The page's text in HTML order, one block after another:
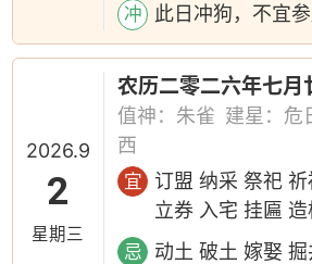
冲 此日冲狗，不宜
2026.9
2
星期三
农历二零二六年七月
值神：朱雀 建星：危
西
宜 订盟 纳采 祭祀
立券 入宅 挂匾
忌 动土 破土 嫁娶